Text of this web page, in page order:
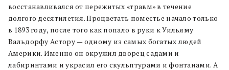
восстанавливался от пережитых «травм» в течение
долгого десятилетия. Процветать поместье начало только
в 1893 году, после того как попало в руки к Уильяму
Вальдорфу Астору —одному из самых богатых людей
Америки. Именно он окружил дворец садами и
лабиринтами и украсил его скульптурами и фонтанами. А